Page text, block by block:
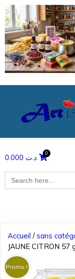
د.ت
Search
for:
Accueil /sans
JAUNE CITRON 57
Promo !